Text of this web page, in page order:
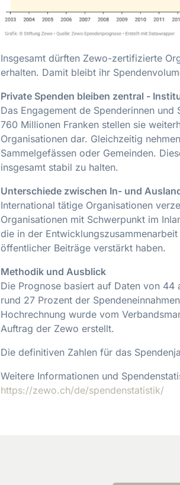
Insgesamt dürften Zewo-zertifizierte
erhalten. Damit bleibt ihr
Private Spenden bleiben zentral -
Das Engagement de Spenderinnen
760 Millionen Franken stellen sie
Organisationen dar. Gleichzeitig
Sammelgefässen oder Gemeinden.
insgesamt stabil zu halten.
Unterschiede zwischen In- und
International tätige Organisationen
Organisationen mit Schwerpunkt im
die in der
öffentlicher Beiträge verstärkt haben.
Methodik und Ausblick
Die Prognose basiert auf Daten von
rund 27 Prozent der
Hochrechnung wurde vom
Auftrag der Zewo erstellt.
Die definitiven Zahlen für das
Weitere Informationen und
https://zewo.ch/de/spendenstatistik/